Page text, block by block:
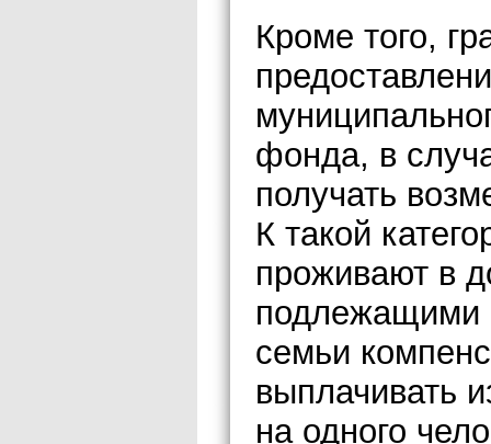
Кроме того,
фонда, в
получать
К такой
проживают в
подлежащими
семьи
выплачивать
на одного